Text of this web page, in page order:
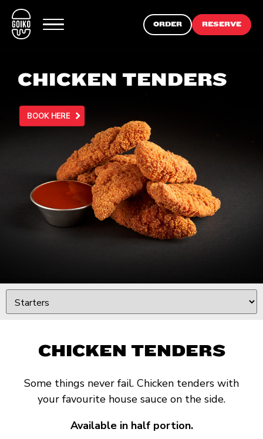
ORDER RESERVE
CHICKEN TENDERS
BOOK HERE
CHICKEN TENDERS
Some things never fail. Chicken tenders with
your favourite house sauce on the side.
Available in half portion.